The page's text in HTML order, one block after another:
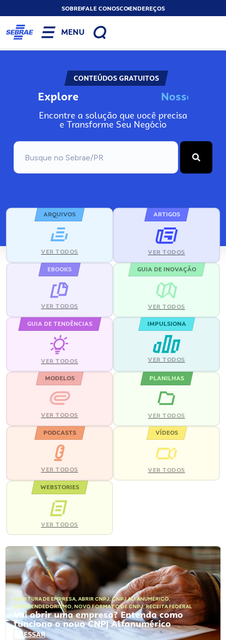
SOBREFALE CONOSCOENDEREÇOS
MENU
CONTEÚDOS GRATUITOS
Explore Nosso
Encontre a solução que você precisa
e Transforme Seu Negócio
ARQUIVOS
VER TODOS
ARTIGOS
VER TODOS
EBOOKS
VER TODOS
GUIA DE INOVAÇÃO
VER TODOS
GUIA DE TENDÊNCIAS
VER TODOS
IMPULSIONA
VER TODOS
MODELOS
VER TODOS
PLANILHAS
VER TODOS
PODCASTS
VER TODOS
VÍDEOS
VER TODOS
WEBSTORIES
VER TODOS
ABERTURA DE EMPRESA, ABRIR CNPJ,CNPJ ALFANUMÉRICO,
EMPREENDEDORISMO, NOVO FORMATO DE CNPJ,RECEITA FEDERAL
Vai abrir uma empresa? Entenda como
funciona o novo CNPJ Alfanumérico
ACESSAR